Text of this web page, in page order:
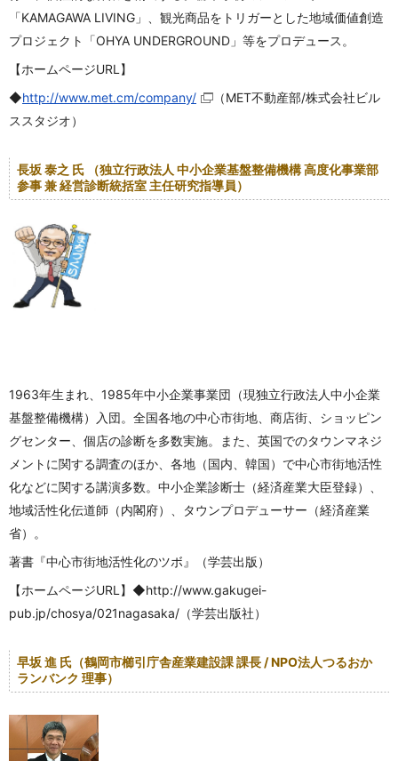
「KAMAGAWA LIVING」、観光商品をトリガーとした地域価値創造
プロジェクト「OHYA UNDERGROUND」等をプロデュース。
【ホームページURL】
◆http://www.met.cm/company/
（MET不動産部/株式会社ビル
ススタジオ）
長坂 泰之 氏 （独立行政法人 中小企業基盤整備機構 高度化事業部
参事 兼 経営診断統括室 主任研究指導員）
1963年生まれ、1985年中小企業事業団（現独立行政法人中小企業
基盤整備機構）入団。全国各地の中心市街地、商店街、ショッピン
グセンター、個店の診断を多数実施。また、英国でのタウンマネジ
メントに関する調査のほか、各地（国内、韓国）で中心市街地活性
化などに関する講演多数。中小企業診断士（経済産業大臣登録）、
地域活性化伝道師（内閣府）、タウンプロデューサー（経済産業
省）。
著書『中心市街地活性化のツボ』（学芸出版）
【ホームページURL】◆http://www.gakugei-
pub.jp/chosya/021nagasaka/（学芸出版社）
早坂 進 氏（鶴岡市櫛引庁舎産業建設課 課長 / NPO法人つるおか
ランバンク 理事）